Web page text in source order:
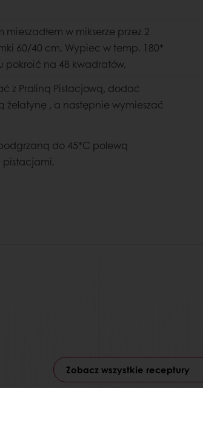
mieszadłem w mikserze przez 2
60/40 cm. Wypiec w temp. 180*
pokroić na 48 kwadratów.
z Praliną Pistacjową, dodać
żelatynę , a następnie wymieszać
do 45*C polewą
Zobacz wszystkie receptury